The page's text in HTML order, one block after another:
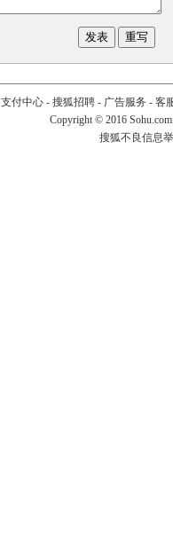
支付中心- 搜狐招聘- 广告服务 - 客
Copyright © 2016
搜狐不良信息